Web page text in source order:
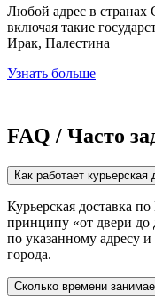
Любой адрес в
включая такие
Ирак, Палестина
Узнать больше
FAQ / Часто
Как работает
Курьерская доставка
принципу «от двери до
по указанному адресу
города.
Сколько времени